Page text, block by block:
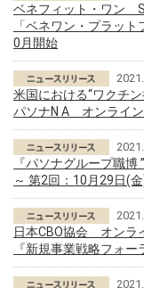
ベネフィット・ワン
「ベネワン・プラッ
0月開始
米国における“ワクチ
パソナN A オンライ
『パソナグループ職博
～ 第2回：10月29日(
日本CBO協会 オンラ
『新規事業戦略フォ